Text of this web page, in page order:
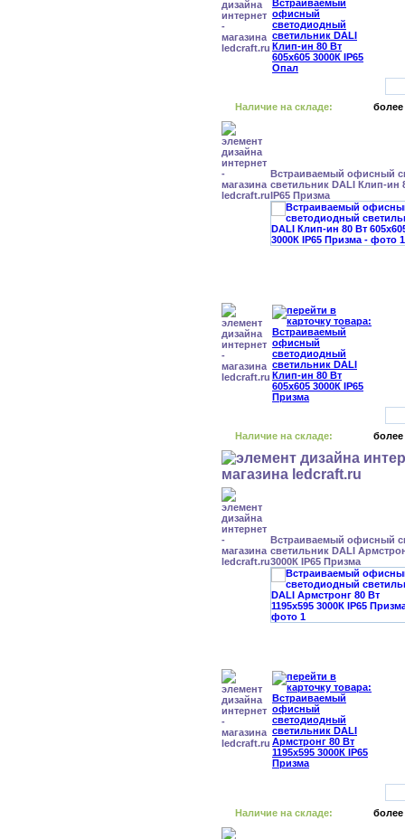
Наличие на складе: более
Встраиваемый офисный
светильник DALI Клип-ин
IP65 Призма
Наличие на складе: более
Встраиваемый офисный
светильник DALI
3000К IP65 Призма
Наличие на складе: более